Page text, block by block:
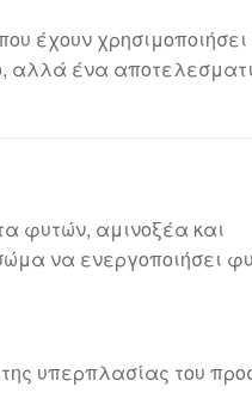
έχουν χρησιμοποιήσει
αλλά ένα
φυτών, αμινοξέα και
να ενεργοποιήσει
υπερπλασίας του